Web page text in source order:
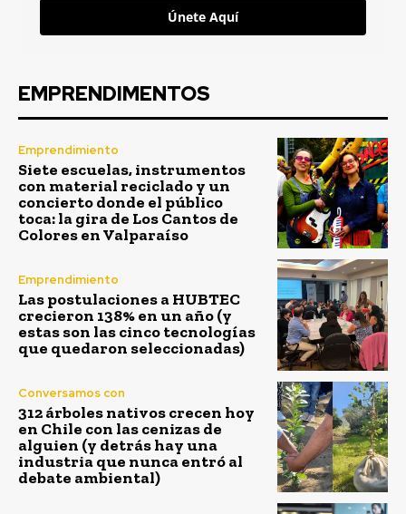
Únete Aquí
EMPRENDIMENTOS
Emprendimiento
Siete escuelas, instrumentos
con material reciclado y un
concierto donde el público
toca: la gira de Los Cantos de
Colores en Valparaíso
Emprendimiento
Las postulaciones a HUBTEC
crecieron 138% en un año (y
estas son las cinco tecnologías
que quedaron seleccionadas)
Conversamos con
312 árboles nativos crecen hoy
en Chile con las cenizas de
alguien (y detrás hay una
industria que nunca entró al
debate ambiental)